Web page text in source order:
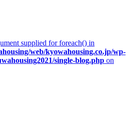
supplied for foreach() in
web/kyowahousing.co.jp/wp-
single-blog.php on